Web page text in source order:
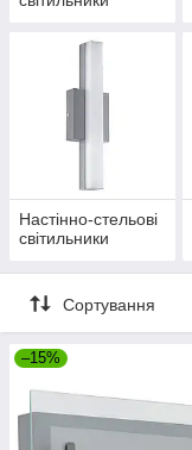
Настінно-стельові
світильники
Сортування
–15%